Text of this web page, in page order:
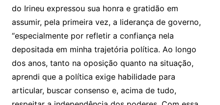
do Irineu expressou sua honra e gratidão em
assumir, pela primeira vez, a liderança de governo,
“especialmente por refletir a confiança nela
depositada em minha trajetória política. Ao longo
dos anos, tanto na oposição quanto na situação,
aprendi que a política exige habilidade para
articular, buscar consenso e, acima de tudo,